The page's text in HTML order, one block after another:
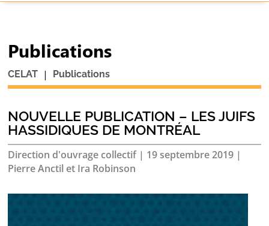
Publications
CELAT | Publications
NOUVELLE PUBLICATION – LES JUIFS
HASSIDIQUES DE MONTRÉAL
Direction d'ouvrage collectif| 19 septembre 2019 |
Pierre Anctil et Ira Robinson